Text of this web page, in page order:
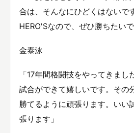
合は、そんなにひどくはないで
HERO'Sなので、ぜひ勝ちたいで
金泰泳
「17年間格闘技をやってきま
試合ができて嬉しいです。その
勝てるように頑張ります。いい
張ります」